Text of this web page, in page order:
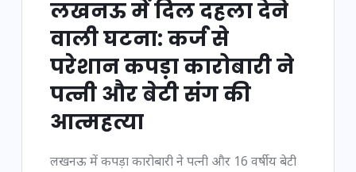
लखनऊ में दिल दहला देने
वाली घटना: कर्ज से
परेशान कपड़ा कारोबारी ने
पत्नी और बेटी संग की
आत्महत्या
लखनऊ में कपड़ा कारोबारी ने पत्नी और 16 वर्षीय बेटी